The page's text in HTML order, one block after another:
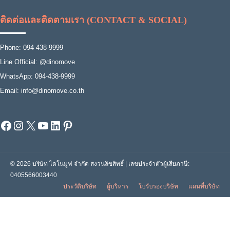
ติดต่อและติดตามเรา (CONTACT & SOCIAL)
Phone: 094-438-9999
Line Official: @dinomove
WhatsApp: 094-438-9999
Email: info@dinomove.co.th
Facebook
Instagram
X YouTube
LinkedIn
Pinterest
© 2026 บริษัท ไดโนมูฟ จำกัด สงวนลิขสิทธิ์ | เลขประจำตัวผู้เสียภาษี:
0405566003440
ประวัติบริษัท
ผู้บริหาร ใบรับรองบริษัท แผนที่บริษัท